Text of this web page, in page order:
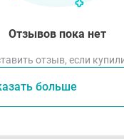
Отзывов пока нет
отзыв, если
больше